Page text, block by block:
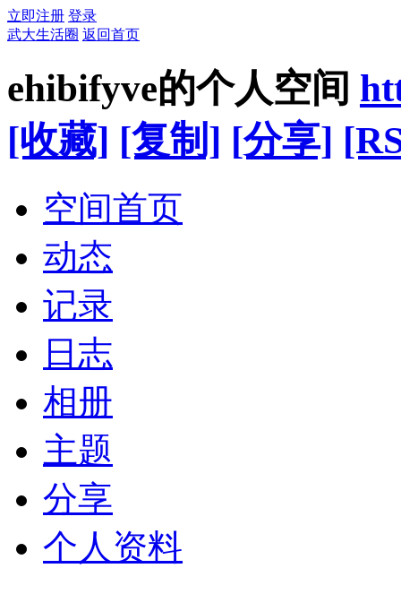
立即注册 登录
武大生活圈 返回首页
ehibifyve的个人空间
[收藏] [复制] [分享]
空间首页
动态
记录
日志
相册
主题
分享
个人资料